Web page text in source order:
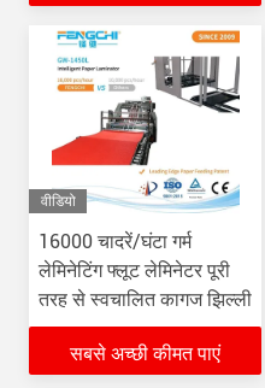
वीडियो
16000 चादरें/घंटा गर्म
लेमिनेटिंग फ्लूट लेमिनेटर पूरी
तरह से स्वचालित कागज झिल्ली
सबसे अच्छी कीमत पाएं